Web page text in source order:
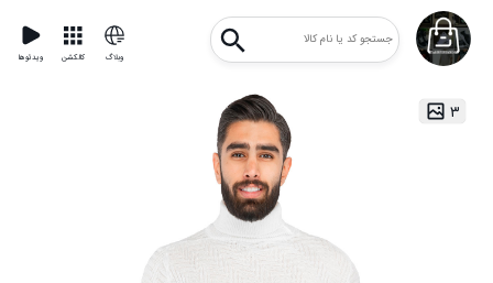
ویدئوها کالکشن وبلاگ
۳